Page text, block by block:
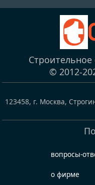
© 2012-
123458, г. Москва,
вопросы-
о фирме